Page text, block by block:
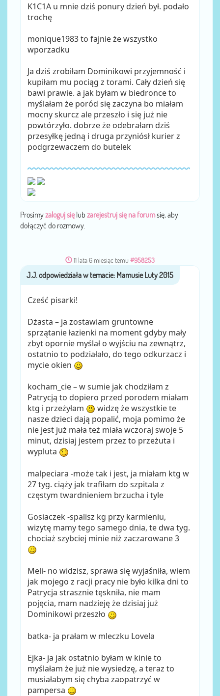
K1C1A u mnie dziś ponury dzień był. podało
trochę
monique1983 to fajnie że wszystko
wporzadku
Ja dziś zrobiłam Dominikowi przyjemność i
kupiłam mu pociąg z torami. Cały dzień się
bawi prawie. a jak byłam w biedronce to
myślałam że poród się zaczyna bo miałam
mocny skurcz ale przeszło i się już nie
powtórzyło. dobrze że odebrałam dziś
przesyłkę jedną i druga przyniósł kurier z
podgrzewaczem do butelek
Prosimyzaloguj sięlub zarejestruj się na forumsię, aby
dołączyć do rozmowy.
11 lata 6 miesiąc temu #958253
przezJ.J.
Cześć pisarki!
Dżasta – ja zostawiam gruntowne
sprzątanie łazienki na moment gdyby mały
zbyt opornie myślał o wyjściu na zewnątrz,
ostatnio to podziałało, do tego odkurzacz i
mycie okien
kocham_cie – w sumie jak chodziłam z
Patrycją to dopiero przed porodem miałam
ktg i przeżyłam
widzę że wszystkie te
nasze dzieci dają popalić, moja pomimo że
nie jest już mała też miała wczoraj swoje 5
minut, dzisiaj jestem przez to przeżuta i
wypluta
malpeciara -może tak i jest, ja miałam ktg w
27 tyg. ciąży jak trafiłam do szpitala z
częstym twardnieniem brzucha i tyle
Gosiaczek -spalisz kg przy karmieniu,
wizytę mamy tego samego dnia, te dwa tyg.
chociaż szybciej minie niż zaczarowane 3
Meli- no widzisz, sprawa się wyjaśniła, wiem
jak mojego z racji pracy nie było kilka dni to
Patrycja strasznie tęskniła, nie mam
pojęcia, mam nadzieję że dzisiaj już
Dominikowi przeszło
batka- ja prałam w mleczku Lovela
Ejka- ja jak ostatnio byłam w kinie to
myślałam że już nie wysiedzę, a teraz to
musiałabym się chyba zaopatrzyć w
pampersa